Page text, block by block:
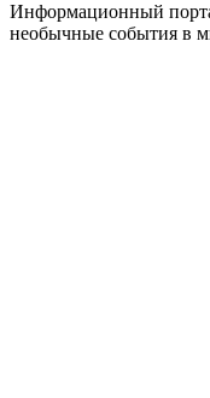
Информационный
необычные события в